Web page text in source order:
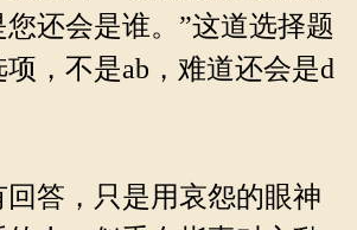
还会是谁。”这道选择题
，不是ab，难道还会是d
答，只是用哀怨的眼神